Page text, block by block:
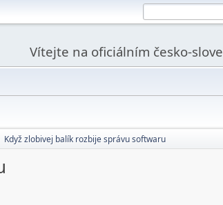
Vítejte na oficiálním česko-
Když zlobivej balík rozbije správu softwaru